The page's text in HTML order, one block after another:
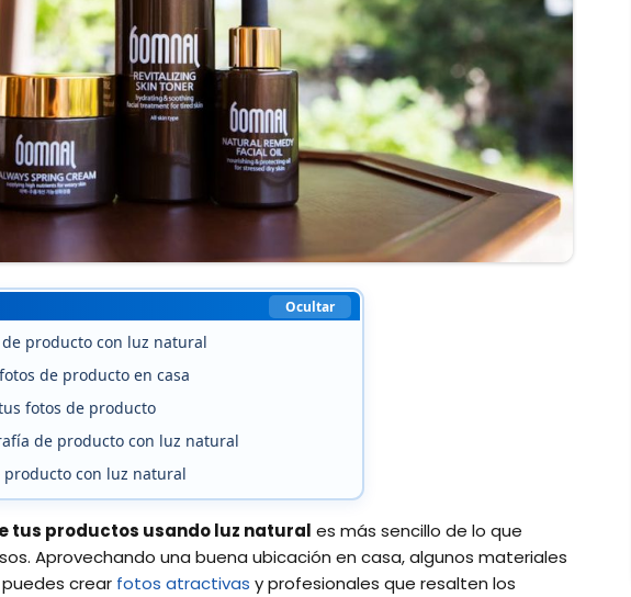
Ocultar
producto con luz natural
de producto en casa
fotos de producto
de producto con luz natural
producto con luz natural
tus productos usando luz natural es más sencillo de lo que
Aprovechando una buena ubicación en casa, algunos materiales
crear fotos atractivas y profesionales que resalten los